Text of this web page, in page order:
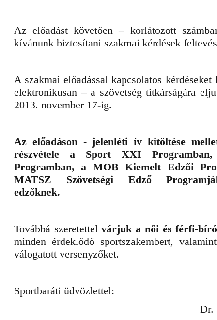
Az előadást követően – korlátozott
kívánunk biztosítani szakmai kérdések
A szakmai előadással kapcsolatos
elektronikusan – a szövetség titkárságára
2013. november 17-ig.
Az előadáson - jelenléti ív kitöltése
részvétele a Sport XXI
Programban, a MOB Kiemelt Edzői
MATSZ Szövetségi Edző
edzőknek.
Továbbá szeretettelvárjuk a női és férfi-
minden érdeklődő sportszakembert,
válogatott versenyzőket.
Sportbaráti üdvözlettel:
Dr.